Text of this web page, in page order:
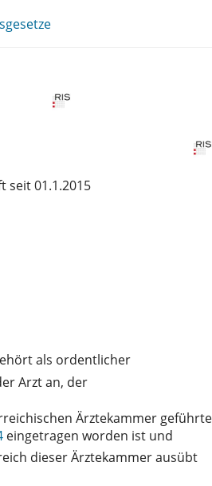
seit 01.1.2015
als ordentlicher
Arzt an, der
Ärztekammer geführte
eingetragen worden ist und
dieser Ärztekammer ausübt